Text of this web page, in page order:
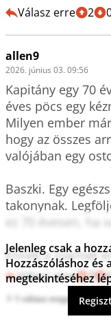
Válasz erre 2
allen9
2026. június 03. 09:56
Kapitány egy 70
éves pöcs egy
Milyen ember
hogy az összes
valójában egy
Baszki. Egy
takonynak.
ez 70 évesen, ha
Ennek a szarnak
Válasz erre 7
1 válasz megtekintése
Jelenleg csak a
Hozzászóláshoz
megtekintéséhez